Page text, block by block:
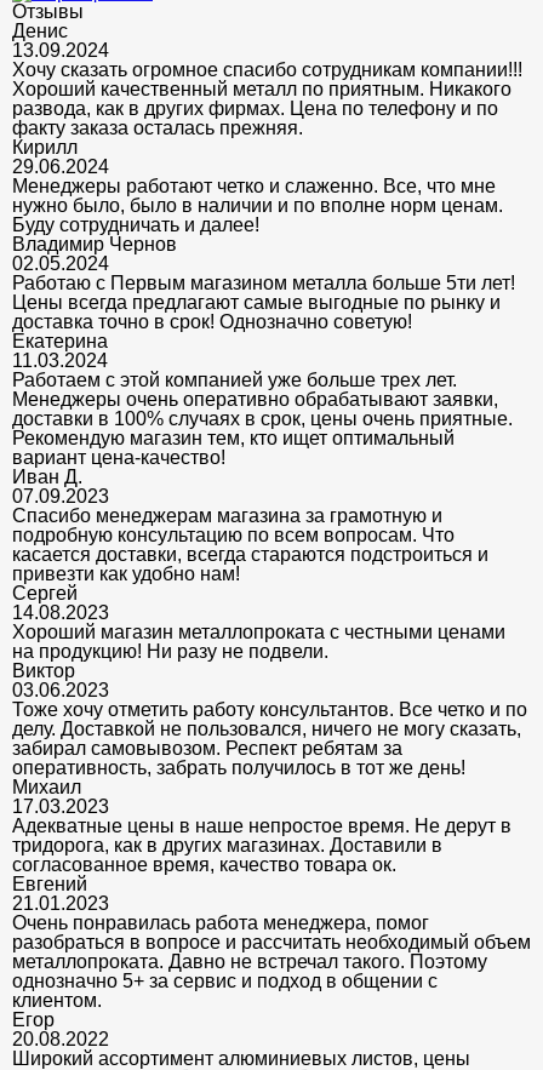
Отзывы
Денис
13.09.2024
Хочу сказать огромное спасибо сотрудникам компании!!!
Хороший качественный металл по приятным. Никакого
развода, как в других фирмах. Цена по телефону и по
факту заказа осталась прежняя.
Кирилл
29.06.2024
Менеджеры работают четко и слаженно. Все, что мне
нужно было, было в наличии и по вполне норм ценам.
Буду сотрудничать и далее!
Владимир Чернов
02.05.2024
Работаю с Первым магазином металла больше 5ти лет!
Цены всегда предлагают самые выгодные по рынку и
доставка точно в срок! Однозначно советую!
Екатерина
11.03.2024
Работаем с этой компанией уже больше трех лет.
Менеджеры очень оперативно обрабатывают заявки,
доставки в 100% случаях в срок, цены очень приятные.
Рекомендую магазин тем, кто ищет оптимальный
вариант цена-качество!
Иван Д.
07.09.2023
Спасибо менеджерам магазина за грамотную и
подробную консультацию по всем вопросам. Что
касается доставки, всегда стараются подстроиться и
привезти как удобно нам!
Сергей
14.08.2023
Хороший магазин металлопроката с честными ценами
на продукцию! Ни разу не подвели.
Виктор
03.06.2023
Тоже хочу отметить работу консультантов. Все четко и по
делу. Доставкой не пользовался, ничего не могу сказать,
забирал самовывозом. Респект ребятам за
оперативность, забрать получилось в тот же день!
Михаил
17.03.2023
Адекватные цены в наше непростое время. Не дерут в
тридорога, как в других магазинах. Доставили в
согласованное время, качество товара ок.
Евгений
21.01.2023
Очень понравилась работа менеджера, помог
разобраться в вопросе и рассчитать необходимый объем
металлопроката. Давно не встречал такого. Поэтому
однозначно 5+ за сервис и подход в общении с
клиентом.
Егор
20.08.2022
Широкий ассортимент алюминиевых листов, цены